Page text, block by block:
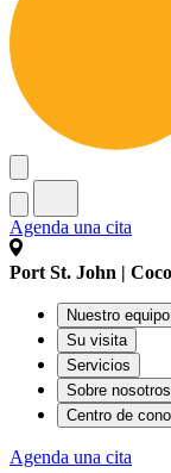
Agenda una cita
Port St. John |
Nuestro equipo
Su visita
Servicios
Sobre nosotros
Centro de
Agenda una cita